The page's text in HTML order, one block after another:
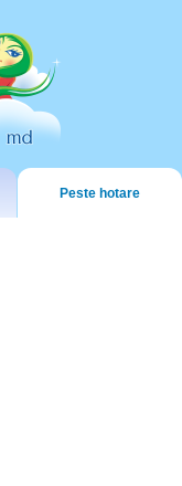
Peste hotare